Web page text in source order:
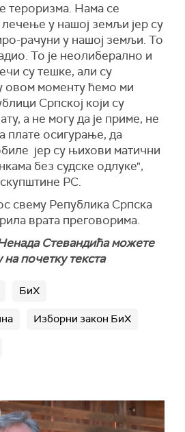
тероризма. Нама се
у нашој земљи јер су
рачуни у нашој земљи. То
То је неолиберално и
су тешке, али су
овом моменту ћемо ми
Српској који су
а не могу да је приме, не
плате осигурање, да
јер су њихови матични
без судске одлуке",
РС.
свему Република Српска
врата преговорима.
Стевандића можете
почетку текста
БиХ
Изборни закон БиХ